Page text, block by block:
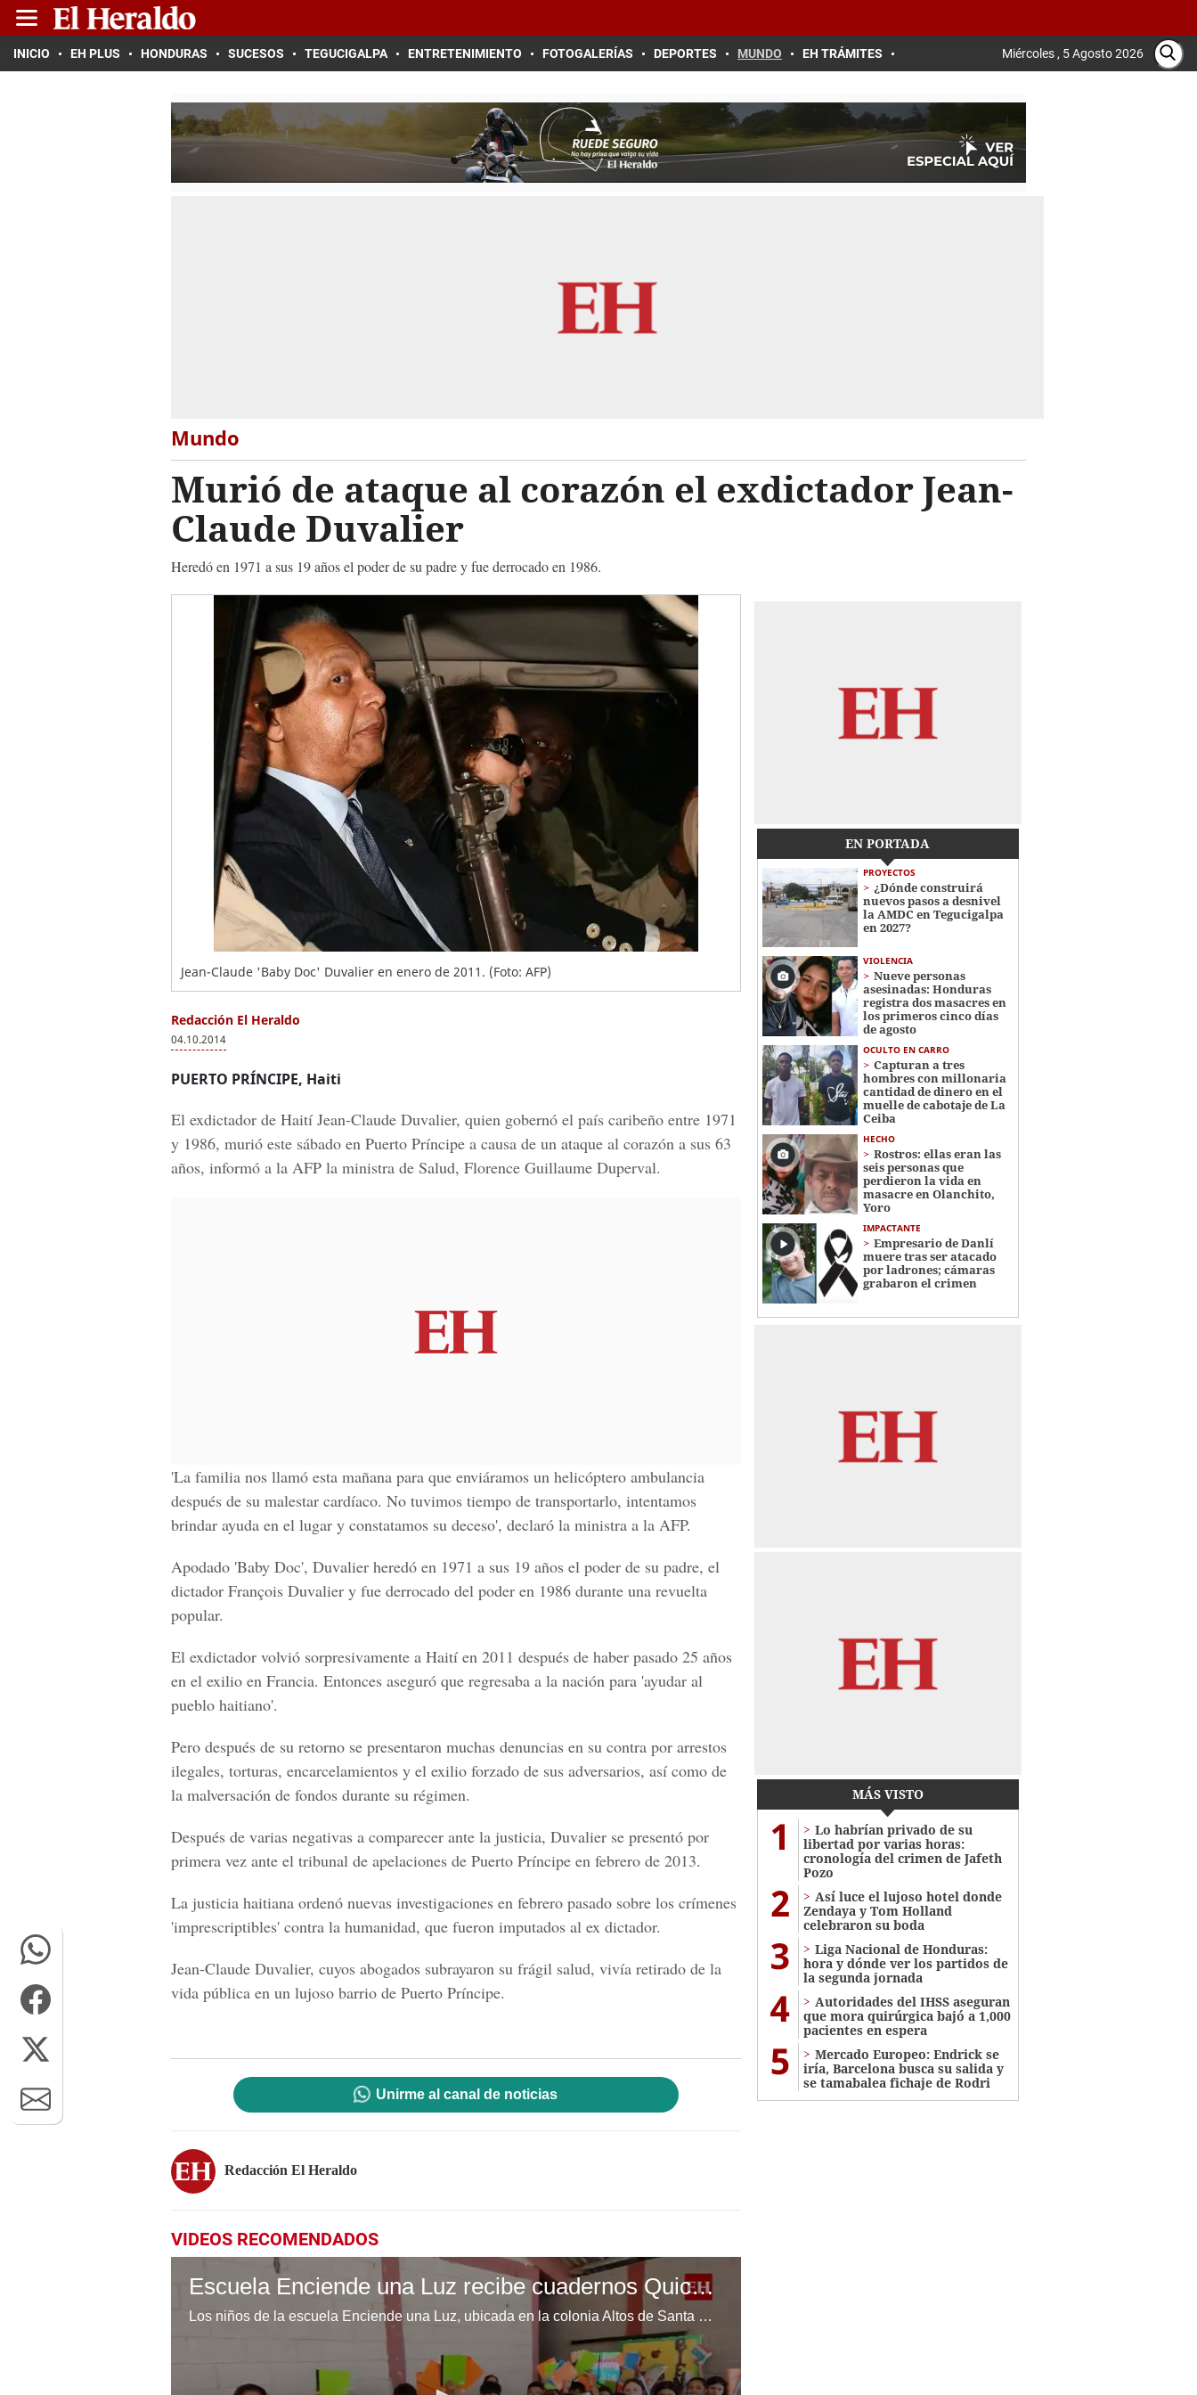
INICIO EH PLUS HONDURAS SUCESOS TEGUCIGALPA ENTRETENIMIENTO FOTOGALERÍAS DEPORTES MUNDO EH TRÁMITES Miércoles , 5 Agosto 2026
Mundo
Murió de ataque al corazón el exdictador Jean-
Claude Duvalier
Heredó en 1971 a sus 19 años el poder de su padre y fue derrocado en 1986.
Jean-Claude 'Baby Doc' Duvalier en enero de 2011. (Foto: AFP)
Redacción El Heraldo
04.10.2014
PUERTO PRÍNCIPE, Haiti
El exdictador de Haití Jean-Claude Duvalier, quien gobernó el país caribeño entre 1971
y 1986, murió este sábado en Puerto Príncipe a causa de un ataque al corazón a sus 63
años, informó a la AFP la ministra de Salud, Florence Guillaume Duperval.
'La familia nos llamó esta mañana para que enviáramos un helicóptero ambulancia
después de su malestar cardíaco. No tuvimos tiempo de transportarlo, intentamos
brindar ayuda en el lugar y constatamos su deceso', declaró la ministra a la AFP.
Apodado 'Baby Doc', Duvalier heredó en 1971 a sus 19 años el poder de su padre, el
dictador François Duvalier y fue derrocado del poder en 1986 durante una revuelta
popular.
El exdictador volvió sorpresivamente a Haití en 2011 después de haber pasado 25 años
en el exilio en Francia. Entonces aseguró que regresaba a la nación para 'ayudar al
pueblo haitiano'.
Pero después de su retorno se presentaron muchas denuncias en su contra por arrestos
ilegales, torturas, encarcelamientos y el exilio forzado de sus adversarios, así como de
la malversación de fondos durante su régimen.
Después de varias negativas a comparecer ante la justicia, Duvalier se presentó por
primera vez ante el tribunal de apelaciones de Puerto Príncipe en febrero de 2013.
La justicia haitiana ordenó nuevas investigaciones en febrero pasado sobre los crímenes
'imprescriptibles' contra la humanidad, que fueron imputados al ex dictador.
Jean-Claude Duvalier, cuyos abogados subrayaron su frágil salud, vivía retirado de la
vida pública en un lujoso barrio de Puerto Príncipe.
Unirme al canal de noticias
Redacción El Heraldo
VIDEOS RECOMENDADOS
Escuela Enciende una Luz recibe cuadernos Quick, gracias a la Maratón del Saber
Los niños de la escuela Enciende una Luz, ubicada en la colonia Altos de Santa Rosa, al sur de Tegucigalpa, recibieron cuadernos Quick como parte de la Campaña Maratón del Saber.
EN PORTADA
PROYECTOS
¿Dónde construirá
nuevos pasos a desnivel
la AMDC en Tegucigalpa
en 2027?
VIOLENCIA
Nueve personas
asesinadas: Honduras
registra dos masacres en
los primeros cinco días
de agosto
OCULTO EN CARRO
Capturan a tres
hombres con millonaria
cantidad de dinero en el
muelle de cabotaje de La
Ceiba
HECHO
Rostros: ellas eran las
seis personas que
perdieron la vida en
masacre en Olanchito,
Yoro
IMPACTANTE
Empresario de Danlí
muere tras ser atacado
por ladrones; cámaras
grabaron el crimen
MÁS VISTO
1
Lo habrían privado de su
libertad por varias horas:
cronología del crimen de Jafeth
Pozo
2
Así luce el lujoso hotel donde
Zendaya y Tom Holland
celebraron su boda
3
Liga Nacional de Honduras:
hora y dónde ver los partidos de
la segunda jornada
4
Autoridades del IHSS aseguran
que mora quirúrgica bajó a 1,000
pacientes en espera
5
Mercado Europeo: Endrick se
iría, Barcelona busca su salida y
se tamabalea fichaje de Rodri